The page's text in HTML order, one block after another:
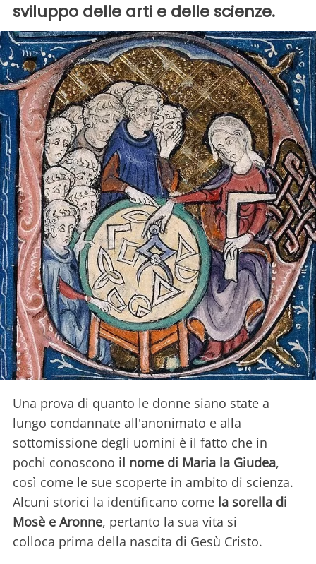
sviluppo delle arti e delle scienze.
Una prova di quanto le donne siano state a
lungo condannate all'anonimato e alla
sottomissione degli uomini è il fatto che in
pochi conoscono il nome di Maria la Giudea,
così come le sue scoperte in ambito di scienza.
Alcuni storici la identificano come la sorella di
Mosè e Aronne, pertanto la sua vita si
colloca prima della nascita di Gesù Cristo.